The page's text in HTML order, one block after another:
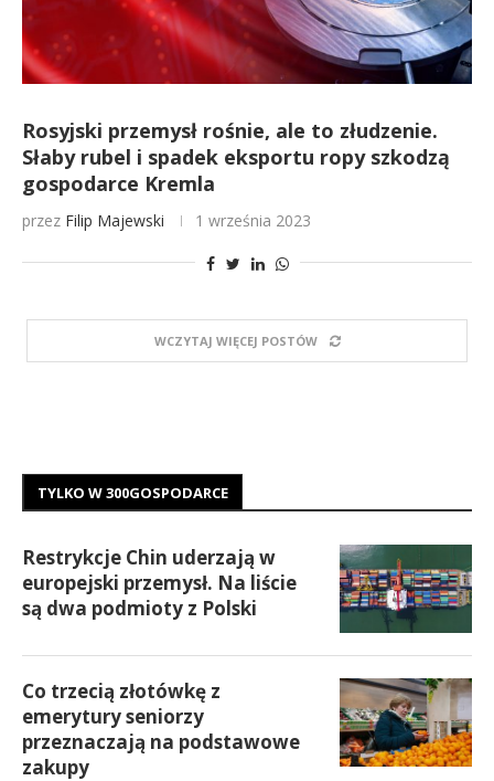
Rosyjski przemysł rośnie, ale to złudzenie.
Słaby rubel i spadek eksportu ropy szkodzą
gospodarce Kremla
przez Filip Majewski 1 września 2023
WCZYTAJ WIĘCEJ POSTÓW
TYLKO W 300GOSPODARCE
Restrykcje Chin uderzają w
europejski przemysł. Na liście
są dwa podmioty z Polski
Co trzecią złotówkę z
emerytury seniorzy
przeznaczają na podstawowe
zakupy